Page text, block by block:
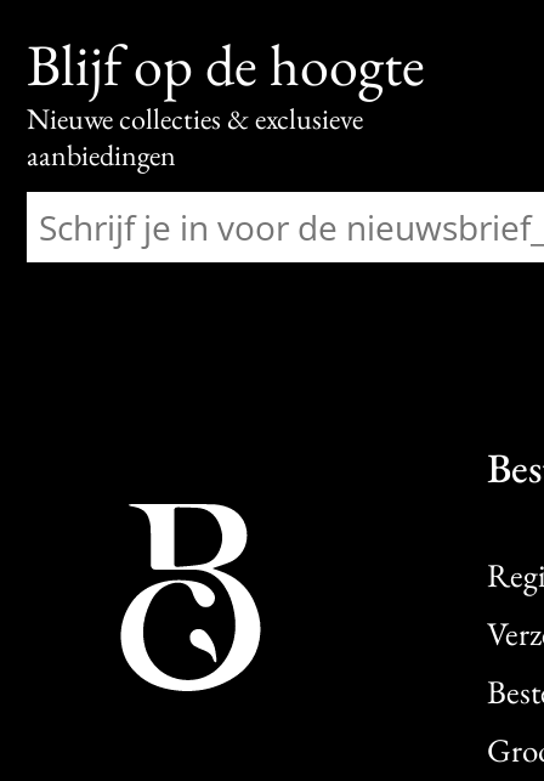
Blijf op de hoogte
Nieuwe collecties & exclusieve
aanbiedingen